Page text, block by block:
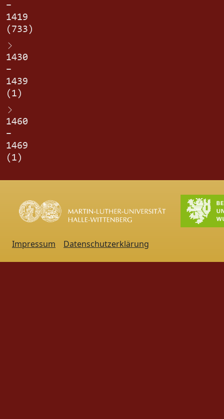
–
1419
(733)
1430
–
1439
(1)
1460
–
1469
(1)
Impressum Datenschutzerklärung